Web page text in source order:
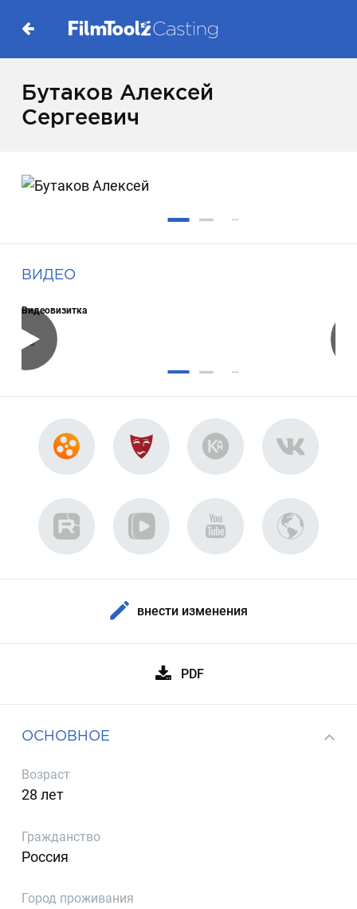
Бутаков Алексей
Сергеевич
ВИДЕО
Видеовизитка
внести изменения
PDF
ОСНОВНОЕ
Возраст
28 лет
Гражданство
Россия
Город проживания